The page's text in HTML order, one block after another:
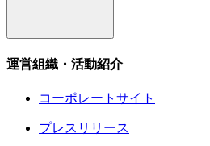
運営組織・活動紹介
コーポレートサイト
プレスリリース